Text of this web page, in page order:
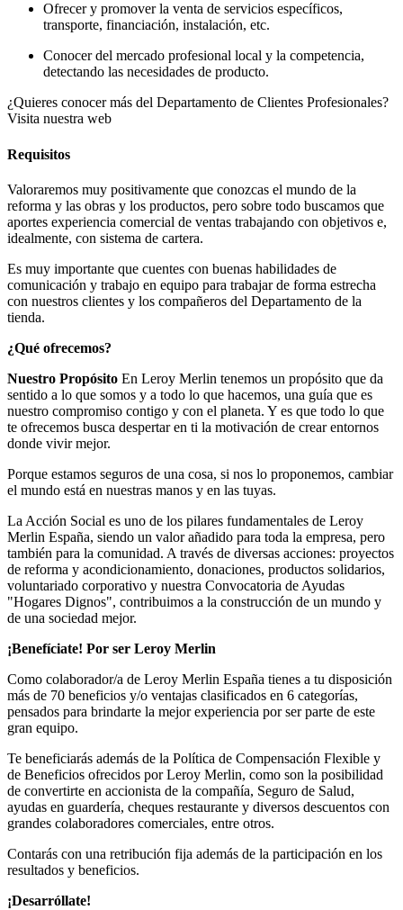
Ofrecer y promover la venta de servicios específicos,
transporte, financiación, instalación, etc.
Conocer del mercado profesional local y la competencia,
detectando las necesidades de producto.
¿Quieres conocer más del Departamento de Clientes Profesionales?
Visita nuestra web
Requisitos
Valoraremos muy positivamente que conozcas el mundo de la
reforma y las obras y los productos, pero sobre todo buscamos que
aportes experiencia comercial de ventas trabajando con objetivos e,
idealmente, con sistema de cartera.
Es muy importante que cuentes con buenas habilidades de
comunicación y trabajo en equipo para trabajar de forma estrecha
con nuestros clientes y los compañeros del Departamento de la
tienda.
¿Qué ofrecemos?
Nuestro Propósito En Leroy Merlin tenemos un propósito que da
sentido a lo que somos y a todo lo que hacemos, una guía que es
nuestro compromiso contigo y con el planeta. Y es que todo lo que
te ofrecemos busca despertar en ti la motivación de crear entornos
donde vivir mejor.
Porque estamos seguros de una cosa, si nos lo proponemos, cambiar
el mundo está en nuestras manos y en las tuyas.
La Acción Social es uno de los pilares fundamentales de Leroy
Merlin España, siendo un valor añadido para toda la empresa, pero
también para la comunidad. A través de diversas acciones: proyectos
de reforma y acondicionamiento, donaciones, productos solidarios,
voluntariado corporativo y nuestra Convocatoria de Ayudas
"Hogares Dignos", contribuimos a la construcción de un mundo y
de una sociedad mejor.
¡Benefíciate! Por ser Leroy Merlin
Como colaborador/a de Leroy Merlin España tienes a tu disposición
más de 70 beneficios y/o ventajas clasificados en 6 categorías,
pensados para brindarte la mejor experiencia por ser parte de este
gran equipo.
Te beneficiarás además de la Política de Compensación Flexible y
de Beneficios ofrecidos por Leroy Merlin, como son la posibilidad
de convertirte en accionista de la compañía, Seguro de Salud,
ayudas en guardería, cheques restaurante y diversos descuentos con
grandes colaboradores comerciales, entre otros.
Contarás con una retribución fija además de la participación en los
resultados y beneficios.
¡Desarróllate!